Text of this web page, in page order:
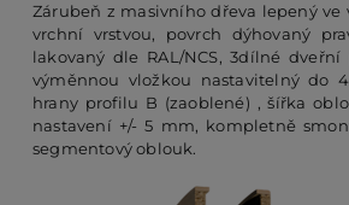
Zárubeň z masivního dřeva lepený ve
vrchní vrstvou, povrch dýhovaný
lakovaný dle RAL/NCS, 3dílné
výměnnou vložkou nastavitelný do
hrany profilu B (zaoblené) , šířka
nastavení +/- 5 mm, kompletně
segmentový oblouk.